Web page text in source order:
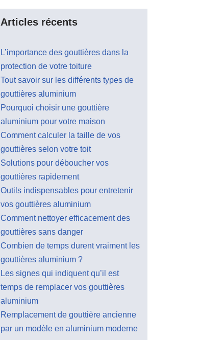
Articles récents
L’importance des gouttières dans la
protection de votre toiture
Tout savoir sur les différents types de
gouttières aluminium
Pourquoi choisir une gouttière
aluminium pour votre maison
Comment calculer la taille de vos
gouttières selon votre toit
Solutions pour déboucher vos
gouttières rapidement
Outils indispensables pour entretenir
vos gouttières aluminium
Comment nettoyer efficacement des
gouttières sans danger
Combien de temps durent vraiment les
gouttières aluminium ?
Les signes qui indiquent qu’il est
temps de remplacer vos gouttières
aluminium
Remplacement de gouttière ancienne
par un modèle en aluminium moderne